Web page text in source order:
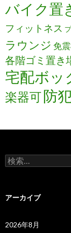
バイク置
フィットネス
ラウンジ 免
各階ゴミ置き
宅配ボッ
楽器可防
検
索:
アーカイブ
2026年8月